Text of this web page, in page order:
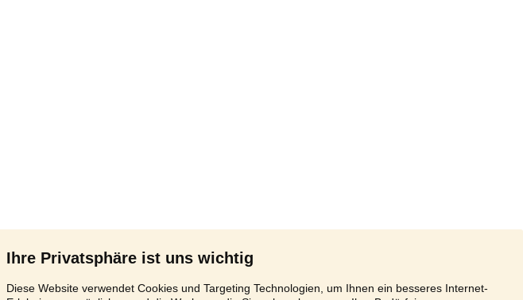
Ihre Privatsphäre ist uns wichtig
Diese Website verwendet Cookies und Targeting Technologien, um Ihnen ein besseres Internet-